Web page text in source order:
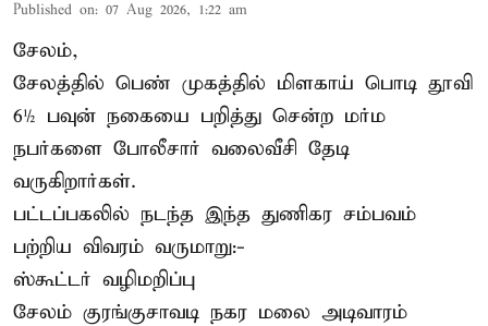
Published on: 07 Aug 2026, 1:22 am
சேலம்,
சேலத்தில் பெண் முகத்தில் மிளகாய் பொடி தூவி
6½ பவுன் நகையை பறித்து சென்ற மர்ம
நபர்களை போலீசார் வலைவீசி தேடி
வருகிறார்கள்.
பட்டப்பகலில் நடந்த இந்த துணிகர சம்பவம்
பற்றிய விவரம் வருமாறு:-
ஸ்கூட்டர் வழிமறிப்பு
சேலம் குரங்குசாவடி நகர மலை அடிவாரம்